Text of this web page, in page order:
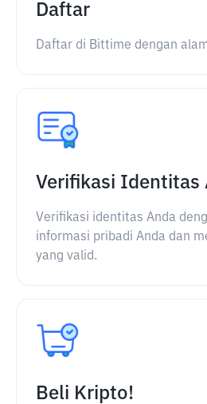
Daftar
Daftar di Bittime dengan
Verifikasi Identitas
Verifikasi identitas Anda
informasi pribadi Anda dan
yang valid.
Beli Kripto!